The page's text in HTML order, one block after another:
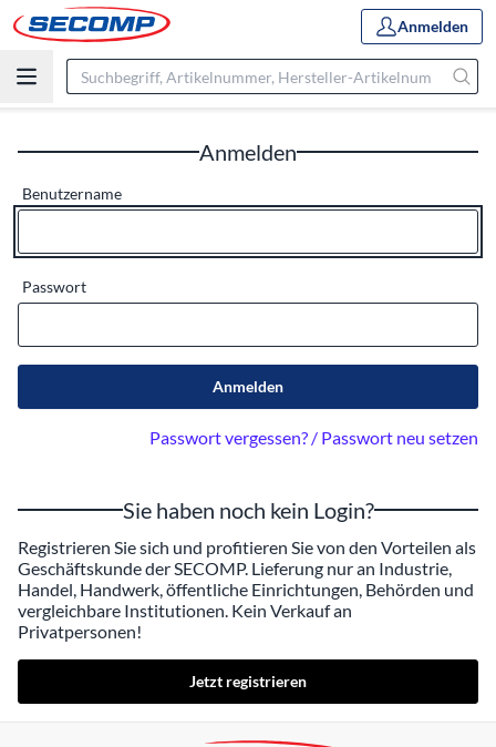
Anmelden
Anmelden
Benutzername
Passwort
Anmelden
Passwort vergessen? / Passwort neu setzen
Sie haben noch kein Login?
Registrieren Sie sich und profitieren Sie von den Vorteilen als
Geschäftskunde der SECOMP. Lieferung nur an Industrie,
Handel, Handwerk, öffentliche Einrichtungen, Behörden und
vergleichbare Institutionen. Kein Verkauf an
Privatpersonen!
Jetzt registrieren